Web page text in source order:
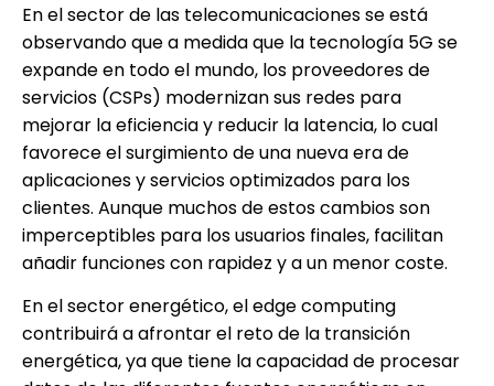
En el sector de las telecomunicaciones se está
observando que a medida que la tecnología 5G se
expande en todo el mundo, los proveedores de
servicios (CSPs) modernizan sus redes para
mejorar la eficiencia y reducir la latencia, lo cual
favorece el surgimiento de una nueva era de
aplicaciones y servicios optimizados para los
clientes. Aunque muchos de estos cambios son
imperceptibles para los usuarios finales, facilitan
añadir funciones con rapidez y a un menor coste.
En el sector energético, el edge computing
contribuirá a afrontar el reto de la transición
energética, ya que tiene la capacidad de procesar